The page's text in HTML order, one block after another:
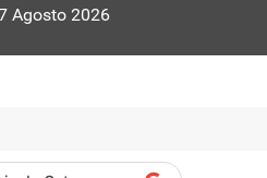
Agosto 2026